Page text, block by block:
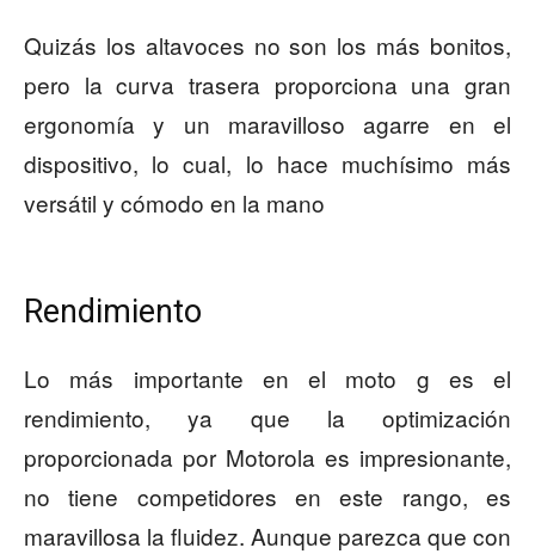
Quizás los altavoces no son los más bonitos,
pero la curva trasera proporciona una gran
ergonomía y un maravilloso agarre en el
dispositivo, lo cual, lo hace muchísimo más
versátil y cómodo en la mano
Rendimiento
Lo más importante en el moto g es el
rendimiento, ya que la optimización
proporcionada por Motorola es impresionante,
no tiene competidores en este rango, es
maravillosa la fluidez. Aunque parezca que con